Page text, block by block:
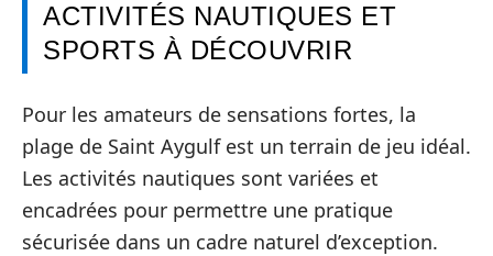
ACTIVITÉS NAUTIQUES ET
SPORTS À DÉCOUVRIR
Pour les amateurs de sensations fortes, la
plage de Saint Aygulf est un terrain de jeu idéal.
Les activités nautiques sont variées et
encadrées pour permettre une pratique
sécurisée dans un cadre naturel d’exception.